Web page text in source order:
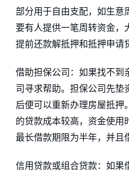
部分用于自由支配，如生意
要有人提供一笔周转资金，
提前还款解抵押和抵押申请
借助担保公司：如果找不到
司寻求帮助。担保公司先垫
后便可以重新办理房屋抵押
的贷款成本较高，资金使用
最长借款期限为半年，并且
信用贷款或组合贷款：如果